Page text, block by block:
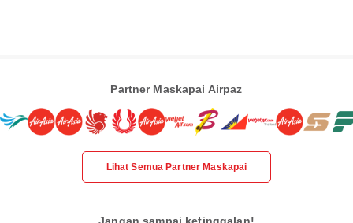
Partner Maskapai Airpaz
Lihat Semua Partner Maskapai